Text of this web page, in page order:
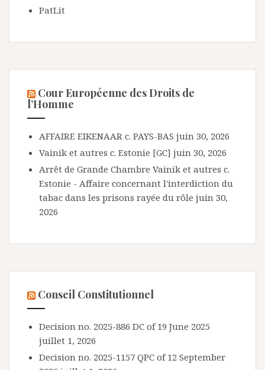
PatLit
Cour Européenne des Droits de
l’Homme
AFFAIRE EIKENAAR c. PAYS-BAS juin 30, 2026
Vainik et autres c. Estonie [GC] juin 30, 2026
Arrêt de Grande Chambre Vainik et autres c.
Estonie - Affaire concernant l'interdiction du
tabac dans les prisons rayée du rôle juin 30,
2026
Conseil Constitutionnel
Decision no. 2025-886 DC of 19 June 2025
juillet 1, 2026
Decision no. 2025-1157 QPC of 12 September